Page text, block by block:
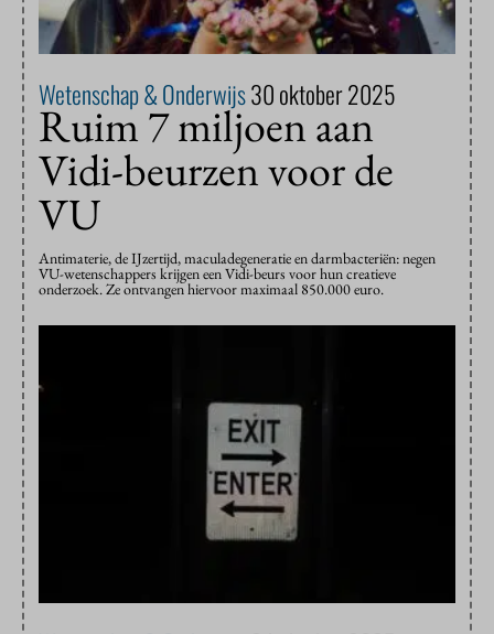
Wetenschap & Onderwijs30 oktober 2025
Ruim 7 miljoen aan
Vidi-beurzen voor de
VU
Antimaterie, de IJzertijd, maculadegeneratie en darmbacteriën: negen
VU-wetenschappers krijgen een Vidi-beurs voor hun creatieve
onderzoek. Ze ontvangen hiervoor maximaal 850.000 euro.